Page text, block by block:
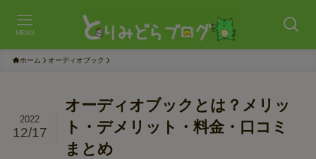
MENU
ホーム オーディオブック
オーディオブックとは？メリッ
ト・デメリット・料金・口コミ
まとめ
2022
12/17